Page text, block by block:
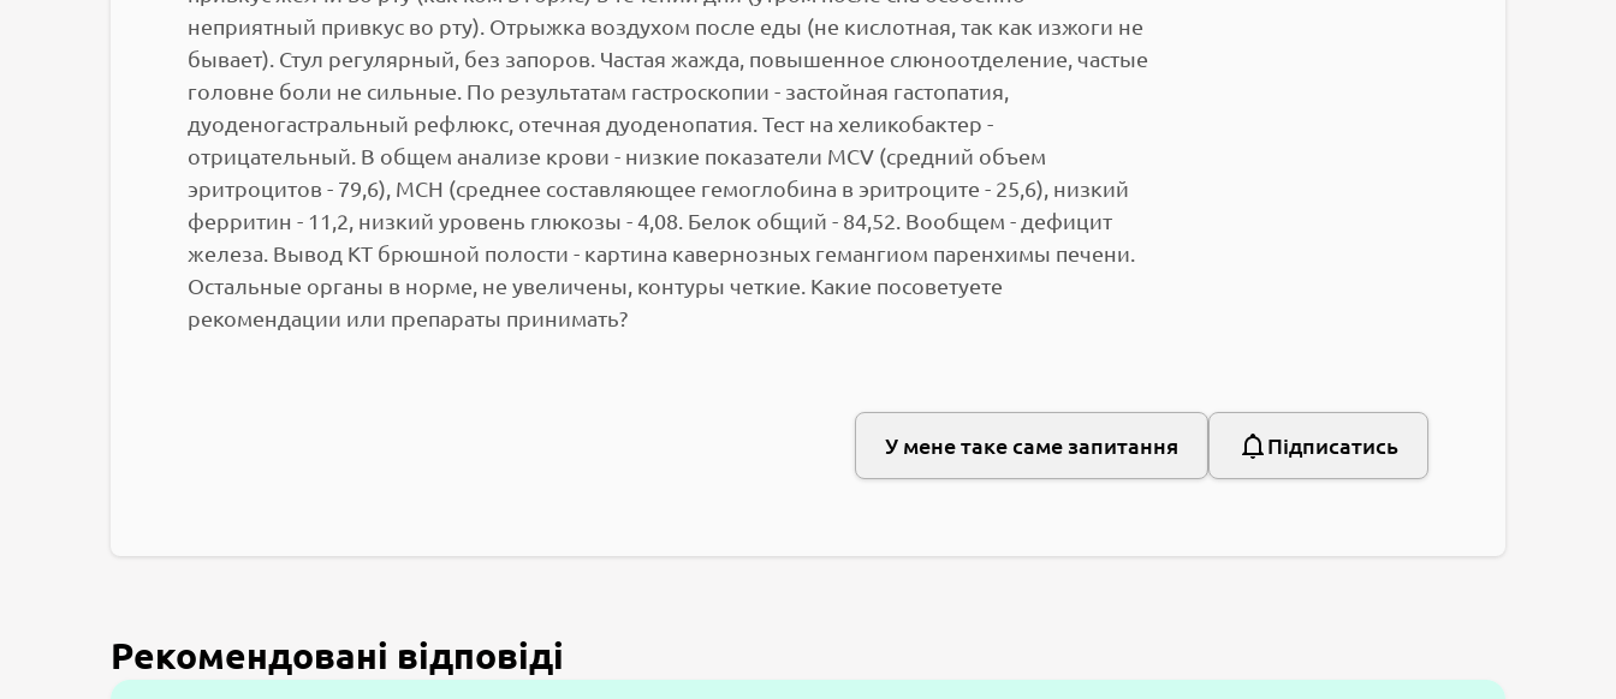
неприятный привкус во рту). Отрыжка воздухом после еды (не кислотная, так как изжоги не
бывает). Стул регулярный, без запоров. Частая жажда, повышенное слюноотделение, частые
головне боли не сильные. По результатам гастроскопии - застойная гастопатия,
дуоденогастральный рефлюкс, отечная дуоденопатия. Тест на хеликобактер -
отрицательный. В общем анализе крови - низкие показатели МСV (средний объем
эритроцитов - 79,6), MCH (среднее составляющее гемоглобина в эритроците - 25,6), низкий
ферритин - 11,2, низкий уровень глюкозы - 4,08. Белок общий - 84,52. Вообщем - дефицит
железа. Вывод КТ брюшной полости - картина кавернозных гемангиом паренхимы печени.
Остальные органы в норме, не увеличены, контуры четкие. Какие посоветуете
рекомендации или препараты принимать?
У мене таке саме запитання Підписатись
Рекомендовані відповіді